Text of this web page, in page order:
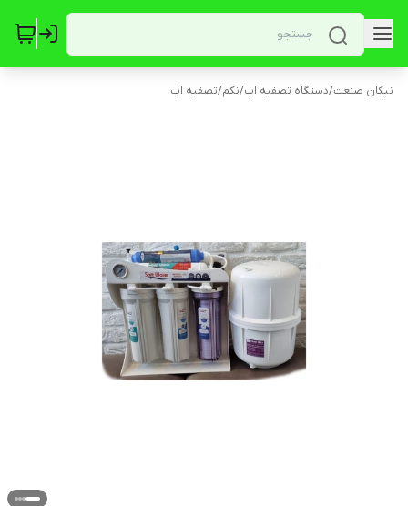
نیکان صنعت/دستگاه تصفیه اب/نکم/تصفیه اب